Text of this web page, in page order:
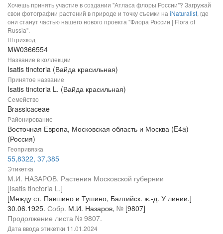
Хочешь принять участие в создании "Атласа флоры России"? Загружай
свои фотографии растений в природе и точку съемки на iNaturalist, где
они станут частью нашего нового проекта "Флора России | Flora of
Russia".
Штрихкод
MW0366554
Название в коллекции
Isatis tinctoria (Вайда красильная)
Принятое название
Isatis tinctoria L. (Вайда красильная)
Семейство
Brassicaceae
Районирование
Восточная Европа, Московская область и Москва (E4a)
(Россия)
Геопривязка
55,8322, 37,385
Этикетка
М.И. НАЗАРОВ. Растения Московской губернии
[Isatis tinctoria L.]
[Между ст. Павшино и Тушино, Балтийск. ж.-д. У линии.]
30.06.1925. Собр. М.И. Назаров, № [9807]
Продолжение листа № 9807.
Дата ввода этикетки 11.01.2024